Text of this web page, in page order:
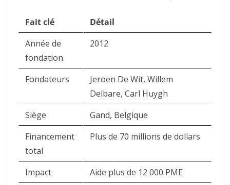
Fait clé
Détail
Année de
fondation
2012
Fondateurs
Jeroen De Wit, Willem
Delbare, Carl Huygh
Siège
Gand, Belgique
Financement
total
Plus de 70 millions de dollars
Impact
Aide plus de 12 000 PME